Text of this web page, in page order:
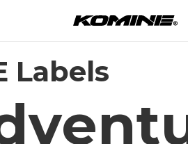
Labels